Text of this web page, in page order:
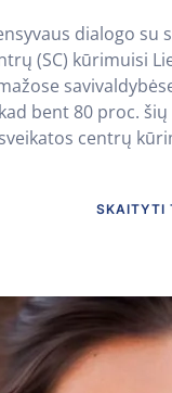
dialogo
(SC) kūrimuisi
bent 80 proc.
centrų
SKAITYTI